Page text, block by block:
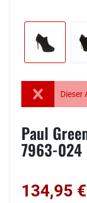
Dieser
Paul
7963-024
134,95